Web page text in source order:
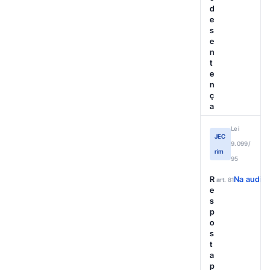
d
e
s
e
n
t
e
n
ç
a
JEC
rim
Lei
9.099/
95
R
e
s
p
o
s
t
a
p
art. 81Na